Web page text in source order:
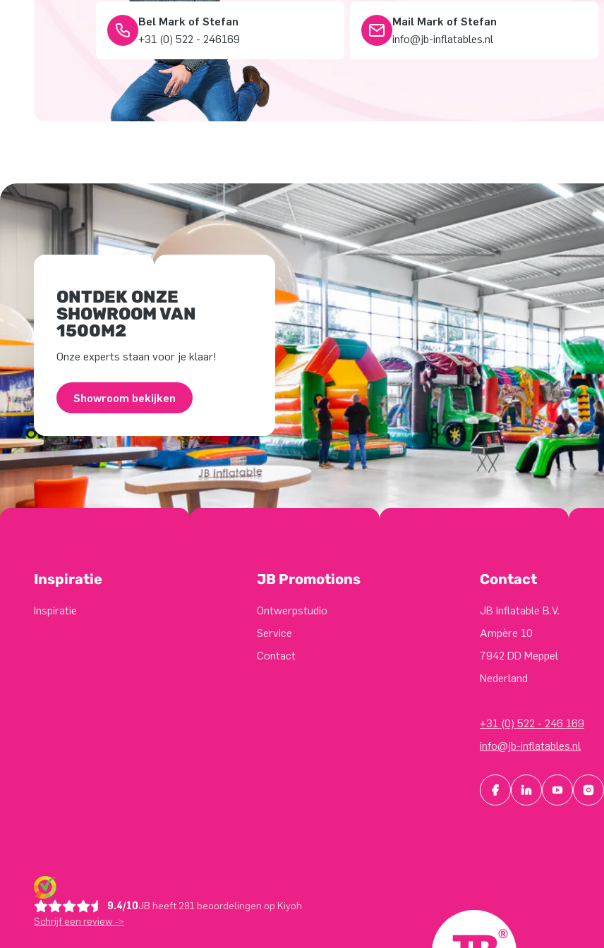
Bel Mark of Stefan
+31 (0) 522 - 246169
Mail Mark of Stefan
info@jb-inflatables.nl
ONTDEK ONZE
SHOWROOM VAN
1500M2
Onze experts staan voor je klaar!
Showroom bekijken
Inspiratie
Inspiratie
JB Promotions
Ontwerpstudio
Service
Contact
Contact
JB Inflatable B.V.
Ampère 10
7942 DD Meppel
Nederland
+31 (0) 522 - 246 169
info@jb-inflatables.nl
9.4/10JB heeft 281 beoordelingen op Kiyoh
Schrijf een review ->